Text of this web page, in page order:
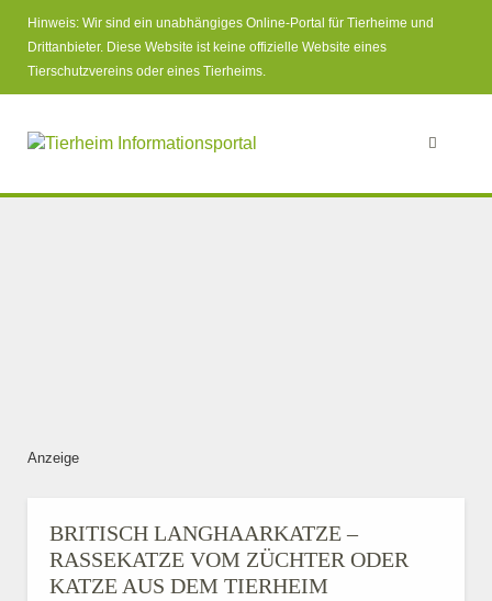
Hinweis: Wir sind ein unabhängiges Online-Portal für Tierheime und
Drittanbieter. Diese Website ist keine offizielle Website eines
Tierschutzvereins oder eines Tierheims.
Anzeige
BRITISCH LANGHAARKATZE –
RASSEKATZE VOM ZÜCHTER ODER
KATZE AUS DEM TIERHEIM